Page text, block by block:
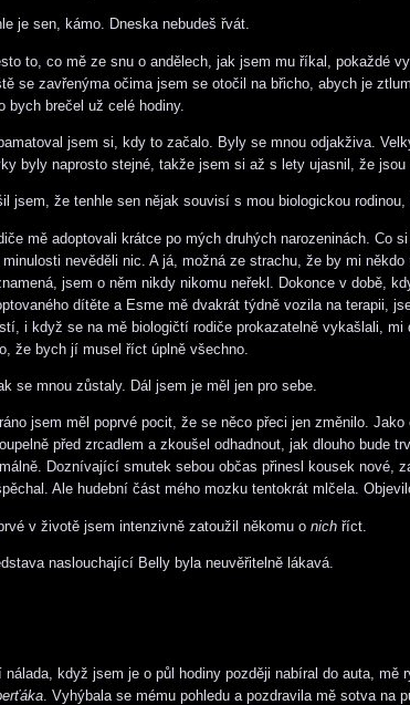
je sen, kámo. Dneska nebudeš řvát.
to, co mě ze snu o andělech, jak jsem mu říkal, pokaždé
se zavřenýma očima jsem se otočil na břicho, abych je
bych brečel už celé hodiny.
jsem si, kdy to začalo. Byly se mnou odjakživa.
byly naprosto stejné, takže jsem si až s lety ujasnil, že jsou
jsem, že tenhle sen nějak souvisí s mou biologickou
mě adoptovali krátce po mých druhých narozeninách. Co
minulosti nevěděli nic. A já, možná ze strachu, že by mi někdo
jsem o něm nikdy nikomu neřekl. Dokonce v době,
dítěte a Esme mě dvakrát týdně vozila na terapii,
i když se na mě biologičtí rodiče prokazatelně vykašlali,
že bych jí musel říct úplně všechno.
se mnou zůstaly. Dál jsem je měl jen pro sebe.
jsem měl poprvé pocit, že se něco přeci jen změnilo.
před zrcadlem a zkoušel odhadnout, jak dlouho bude
Doznívající smutek sebou občas přinesl kousek nové,
Ale hudební část mého mozku tentokrát mlčela.
v životě jsem intenzivně zatoužil někomu o nich říct.
naslouchající Belly byla neuvěřitelně lákavá.
nálada, když jsem je o půl hodiny později nabíral do auta, mě
. Vyhýbala se mému pohledu a pozdravila mě sotva na